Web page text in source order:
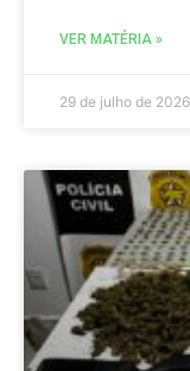
VER MATÉRIA »
29 de julho de 2026